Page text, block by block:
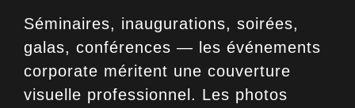
Séminaires, inaugurations, soirées,
galas, conférences — les événements
corporate méritent une couverture
visuelle professionnel. Les photos